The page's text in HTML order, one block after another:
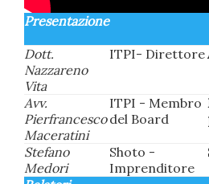
Presentazione
Dott.
Nazzareno
Vita
ITPI- Direttore
Avv.
Pierfrancesco
Maceratini
ITPI - Membro
del Board
Stefano
Medori
Shoto -
Imprenditore